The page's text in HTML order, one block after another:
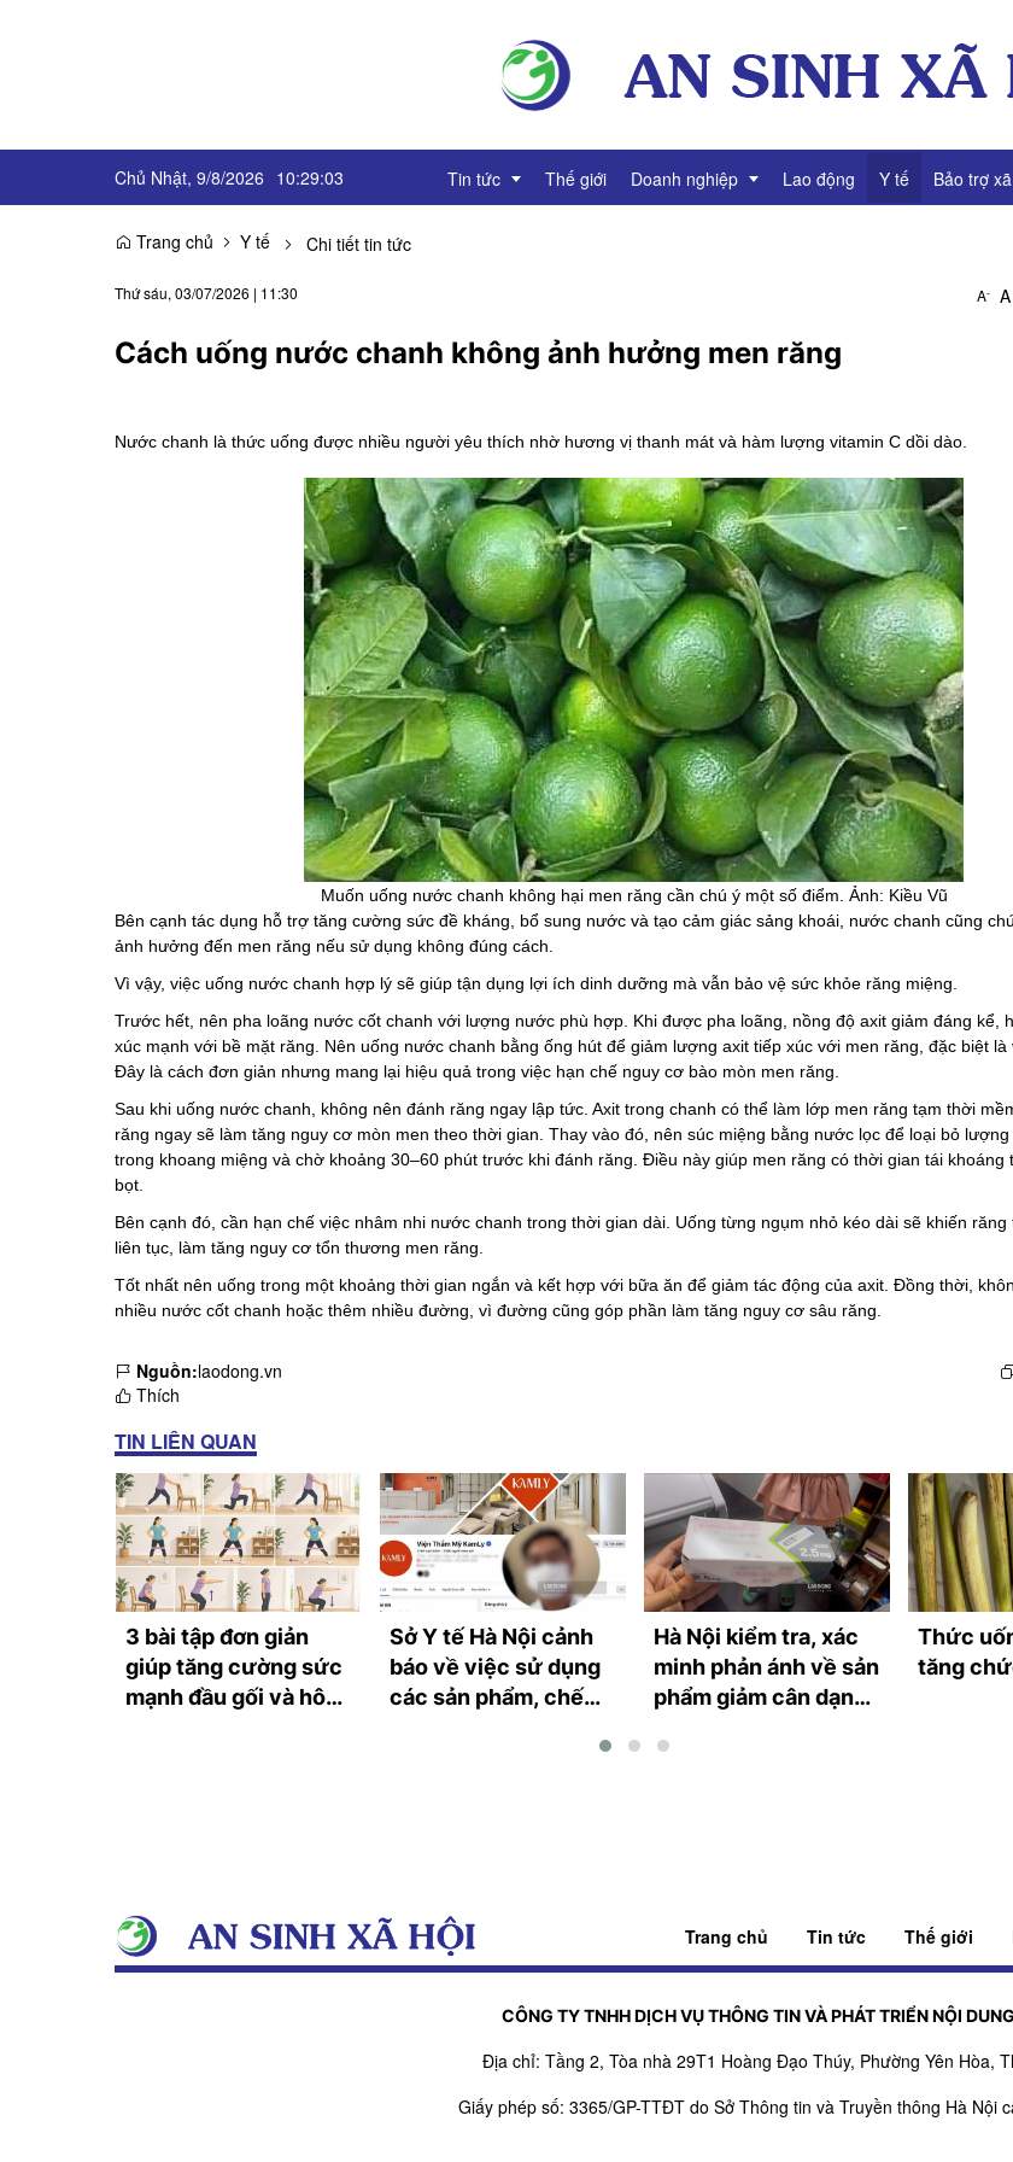
Chủ Nhật, 9/8/2026 10:29:03 Tin tức
Sự kiện
Góc báo chí
Emagazine
Thế giới Doanh nghiệp
Tài chính Doanh nghiệp
Video Doanh nghiệp
Lao động Y tế Bảo trợ
Giảm
Trang chủ Y tế Chi tiết tin tức
Thứ sáu, 03/07/2026 | 11:30 A- A
Cách uống nước chanh không ảnh hưởng men răng
Nước chanh là thức uống được nhiều người yêu thích nhờ hương vị thanh mát và hàm lượng vitamin C dồi dào.
Muốn uống nước chanh không hại men răng cần chú ý một số điểm. Ảnh: Kiều Vũ
Bên cạnh tác dụng hỗ trợ tăng cường sức đề kháng, bổ sung nước và tạo cảm giác sảng khoái, nước chanh cũng
ảnh hưởng đến men răng nếu sử dụng không đúng cách.
Vì vậy, việc uống nước chanh hợp lý sẽ giúp tận dụng lợi ích dinh dưỡng mà vẫn bảo vệ sức khỏe răng miệng.
Trước hết, nên pha loãng nước cốt chanh với lượng nước phù hợp. Khi được pha loãng, nồng độ axit giảm đáng kể,
xúc mạnh với bề mặt răng. Nên uống nước chanh bằng ống hút để giảm lượng axit tiếp xúc với men răng, đặc biệt là
Đây là cách đơn giản nhưng mang lại hiệu quả trong việc hạn chế nguy cơ bào mòn men răng.
Sau khi uống nước chanh, không nên đánh răng ngay lập tức. Axit trong chanh có thể làm lớp men răng tạm thời
răng ngay sẽ làm tăng nguy cơ mòn men theo thời gian. Thay vào đó, nên súc miệng bằng nước lọc để loại bỏ lượng
trong khoang miệng và chờ khoảng 30–60 phút trước khi đánh răng . Điều này giúp men răng có thời gian tái
bọt.
Bên cạnh đó, cần hạn chế việc nhâm nhi nước chanh trong thời gian dài. Uống từng ngụm nhỏ kéo dài sẽ khiến răng
liên tục, làm tăng nguy cơ tổn thương men răng.
Tốt nhất nên uống trong một khoảng thời gian ngắn và kết hợp với bữa ăn để giảm tác động của axit. Đồng thời,
nhiều nước cốt chanh hoặc thêm nhiều đường, vì đường cũng góp phần làm tăng nguy cơ sâu răng.
Nguồn:laodong.vn
Thích
TIN LIÊN QUAN
3 bài tập đơn giản
giúp tăng cường sức
mạnh đầu gối và hông
Sở Y tế Hà Nội cảnh
báo về việc sử dụng
các sản phẩm, chế
Hà Nội kiểm tra, xác
minh phản ánh về sản
phẩm giảm cân dạng
Thức
tăng
Trang chủ Tin tức Thế giới
CÔNG TY TNHH DỊCH VỤ THÔNG TIN VÀ PHÁT TRIỂN NỘI
Địa chỉ: Tầng 2, Tòa nhà 29T1 Hoàng Đạo Thúy, Phường Yên Hòa,
Giấy phép số: 3365/GP-TTĐT do Sở Thông tin và Truyền thông Hà Nội